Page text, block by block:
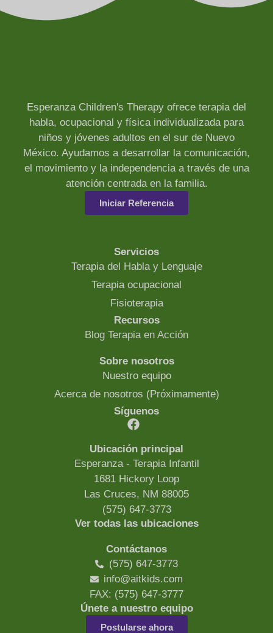
Esperanza Children's Therapy ofrece terapia del
habla, ocupacional y física individualizada para
niños y jóvenes adultos en el sur de Nuevo
México. Ayudamos a desarrollar la comunicación,
el movimiento y la independencia a través de una
atención centrada en la familia.
Iniciar Referencia
Servicios
Terapia del Habla y Lenguaje
Terapia ocupacional
Fisioterapia
Recursos
Blog Terapia en Acción
Sobre nosotros
Nuestro equipo
Acerca de nosotros (Próximamente)
Síguenos
Ubicación principal
Esperanza - Terapia Infantil
1681 Hickory Loop
Las Cruces, NM 88005
(575) 647-3773
Ver todas las ubicaciones
Contáctanos
(575) 647-3773
info@aitkids.com
FAX: (575) 647-3777
Únete a nuestro equipo
Postularse ahora